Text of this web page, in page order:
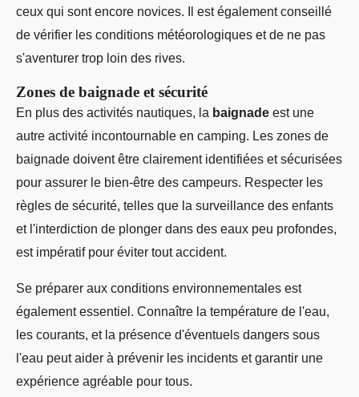
ceux qui sont encore novices. Il est également conseillé
de vérifier les conditions météorologiques et de ne pas
s'aventurer trop loin des rives.
Zones de baignade et sécurité
En plus des activités nautiques, la baignade est une
autre activité incontournable en camping. Les zones de
baignade doivent être clairement identifiées et sécurisées
pour assurer le bien-être des campeurs. Respecter les
règles de sécurité, telles que la surveillance des enfants
et l'interdiction de plonger dans des eaux peu profondes,
est impératif pour éviter tout accident.
Se préparer aux conditions environnementales est
également essentiel. Connaître la température de l'eau,
les courants, et la présence d'éventuels dangers sous
l'eau peut aider à prévenir les incidents et garantir une
expérience agréable pour tous.